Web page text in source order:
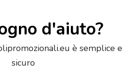
d'aiuto?
è semplice e
sicuro